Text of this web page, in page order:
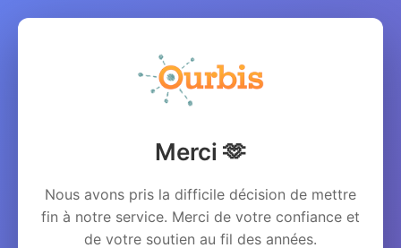
Merci 🫶
Nous avons pris la difficile décision de mettre
fin à notre service. Merci de votre confiance et
de votre soutien au fil des années.